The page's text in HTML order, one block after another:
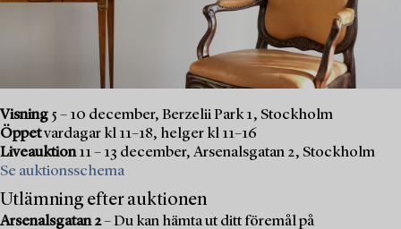
Visning 5 – 10 december, Berzelii Park 1, Stockholm
Öppetvardagar kl 11–18, helger kl 11–16
Liveauktion11 – 13 december, Arsenalsgatan 2, Stockholm
Se auktionsschema
Utlämning efter auktionen
Arsenalsgatan 2– Du kan hämta ut ditt föremål på